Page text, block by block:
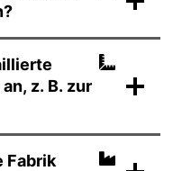
z. B. zur
Fabrik